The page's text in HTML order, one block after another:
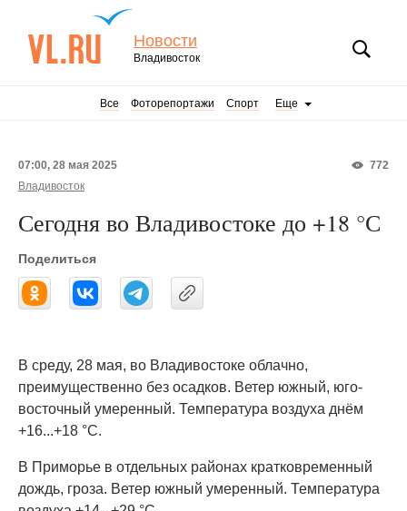
Новости
Владивосток
Все Фоторепортажи Спорт Еще
772
07:00, 28 мая 2025
Владивосток
Сегодня во Владивостоке до +18 °С
Поделиться
В среду, 28 мая, во Владивостоке облачно,
преимущественно без осадков. Ветер южный, юго-
восточный умеренный. Температура воздуха днём
+16...+18 °C.
В Приморье в отдельных районах кратковременный
дождь, гроза. Ветер южный умеренный. Температура